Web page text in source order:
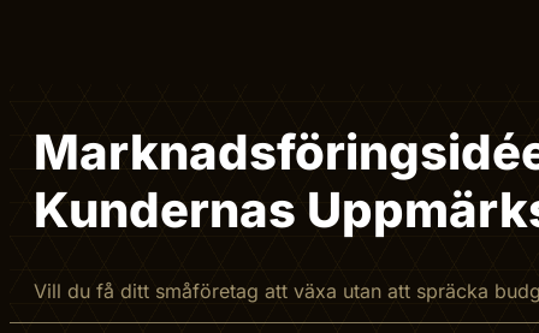
Kundernas
Vill du få ditt småföretag att växa utan att spräcka